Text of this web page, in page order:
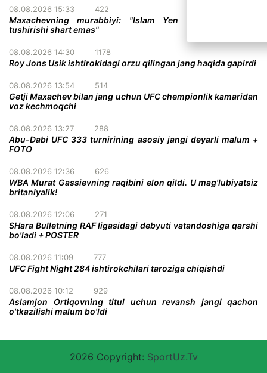
08.08.2026 15:33 422
Maxachevning murabbiyi: "Islam Yen Gerrini parterga
tushirishi shart emas"
08.08.2026 14:30 1178
Roy Jons Usik ishtirokidagi orzu qilingan jang haqida gapirdi
08.08.2026 13:54 514
Getji Maxachev bilan jang uchun UFC chempionlik kamaridan
voz kechmoqchi
08.08.2026 13:27 288
Abu-Dabi UFC 333 turnirining asosiy jangi deyarli malum +
FOTO
08.08.2026 12:36 626
WBA Murat Gassievning raqibini elon qildi. U mag'lubiyatsiz
britaniyalik!
08.08.2026 12:06 271
SHara Bulletning RAF ligasidagi debyuti vatandoshiga qarshi
bo'ladi + POSTER
08.08.2026 11:09 777
UFC Fight Night 284 ishtirokchilari taroziga chiqishdi
08.08.2026 10:12 929
Aslamjon Ortiqovning titul uchun revansh jangi qachon
o'tkazilishi malum bo'ldi
2026 Copyright: SportUz.Tv